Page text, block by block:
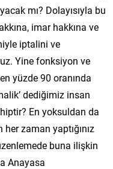
mı? Dolayısıyla bu
imar hakkına ve
iptalini ve
Yine fonksiyon ve
yüzde 90 oranında
dediğimiz insan
En yoksuldan da
her zaman yaptığınız
buna ilişkin
Anayasa